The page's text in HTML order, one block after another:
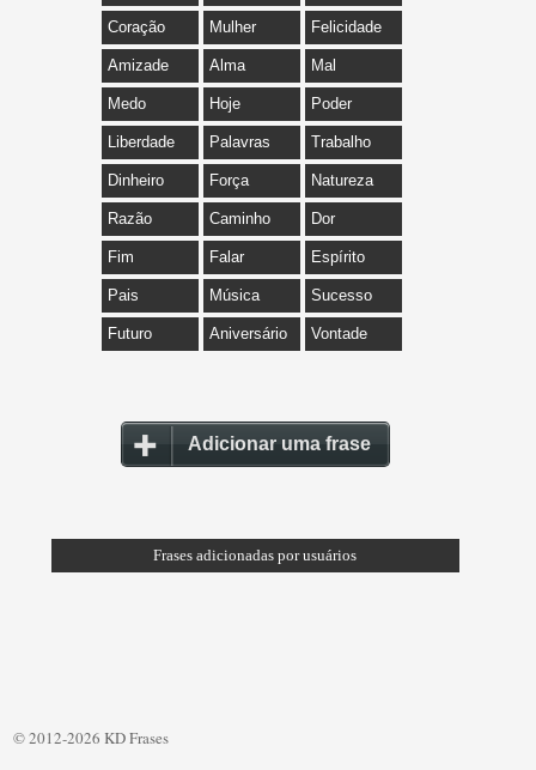
Coração Mulher Felicidade
Amizade Alma Mal
Medo Hoje Poder
Liberdade Palavras Trabalho
Dinheiro Força Natureza
Razão Caminho Dor
Fim Falar Espírito
Pais Música Sucesso
Futuro Aniversário Vontade
Adicionar uma frase
Frases adicionadas por usuários
© 2012-2026 KD Frases